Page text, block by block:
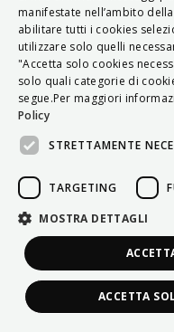
manifestate nell’ambito
abilitare tutti i cookies
utilizzare solo quelli
"Accetta solo cookies
solo quali categorie di
segue.Per maggiori
Policy
STRETTAMENTE
TARGETING
MOSTRA DETTAGLI
ACCETTA